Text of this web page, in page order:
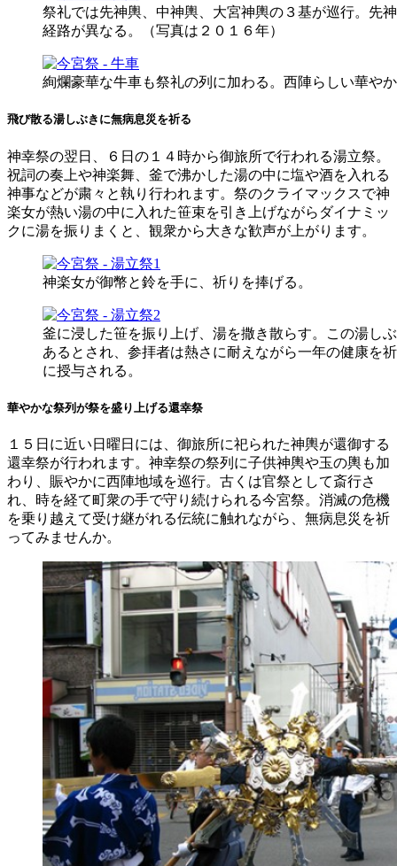
祭礼では先神輿、中神輿、大宮神輿の３基が巡行。先
経路が異なる。（写真は２０１６年）
絢爛豪華な牛車も祭礼の列に加わる。西陣らしい華や
飛び散る湯しぶきに無病息災を祈る
神幸祭の翌日、６日の１４時から御旅所で行われる湯立祭。
祝詞の奏上や神楽舞、釜で沸かした湯の中に塩や酒を入れる
神事などが粛々と執り行われます。祭のクライマックスで神
楽女が熱い湯の中に入れた笹束を引き上げながらダイナミッ
クに湯を振りまくと、観衆から大きな歓声が上がります。
神楽女が御幣と鈴を手に、祈りを捧げる。
釜に浸した笹を振り上げ、湯を撒き散らす。この湯し
あるとされ、参拝者は熱さに耐えながら一年の健康を
に授与される。
華やかな祭列が祭を盛り上げる還幸祭
１５日に近い日曜日には、御旅所に祀られた神輿が還御する
還幸祭が行われます。神幸祭の祭列に子供神輿や玉の輿も加
わり、賑やかに西陣地域を巡行。古くは官祭として斎行さ
れ、時を経て町衆の手で守り続けられる今宮祭。消滅の危機
を乗り越えて受け継がれる伝統に触れながら、無病息災を祈
ってみませんか。